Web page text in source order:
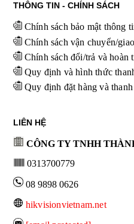
THÔNG TIN - CHÍNH SÁCH
Chính sách bảo mật thông
Chính sách vận chuyển/
Chính sách đổi/trả và hoàn
Quy định và hình thức
Quy định đặt hàng và thanh
LIÊN HỆ
CÔNG TY TNHH
0313700779
08 9898 0626
hikvisionvietnam.net